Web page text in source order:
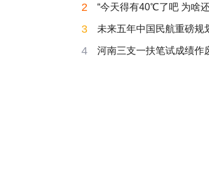
2 “今天得有40℃了吧 为啥
3 未来五年中国民航重磅规
4 河南三支一扶笔试成绩作